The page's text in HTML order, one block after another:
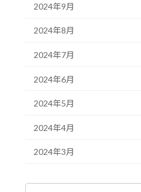
2024年9月
2024年8月
2024年7月
2024年6月
2024年5月
2024年4月
2024年3月